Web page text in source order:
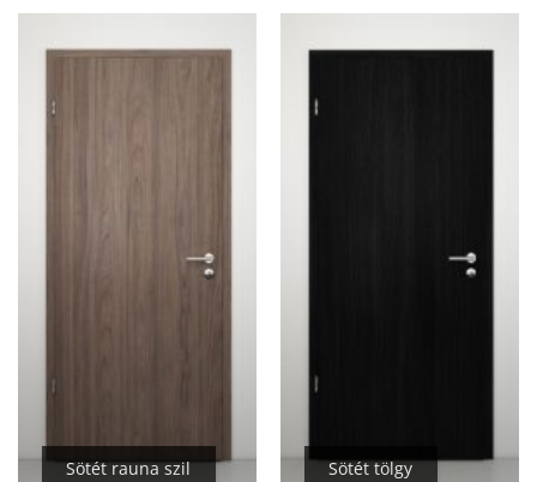
Sötét rauna szil Sötét tölgy